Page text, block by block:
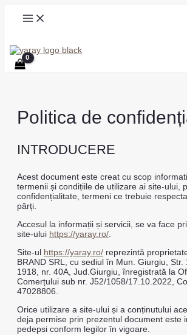
content
Politica de
INTRODUCERE
Acest document este creat cu scop
termenii și condițiile de utilizare ai site-ului,
confidențialitate, termeni ce trebuie
părți.
Accesul la informații și servicii, se va face
site-ului https://yaray.ro/.
Site-ul https://yaray.ro/ reprezintă
BRAND SRL, cu sediul în Mun. Giurgiu, Str.
1918, nr. 40A, Jud.Giurgiu, înregistrată la
Comerțului sub nr. J52/1058/17.10.2022,
47028806.
Orice utilizare a site-ului și a conținutului
deja permise prin prezentul document este
pedepsi conform legilor în vigoare.